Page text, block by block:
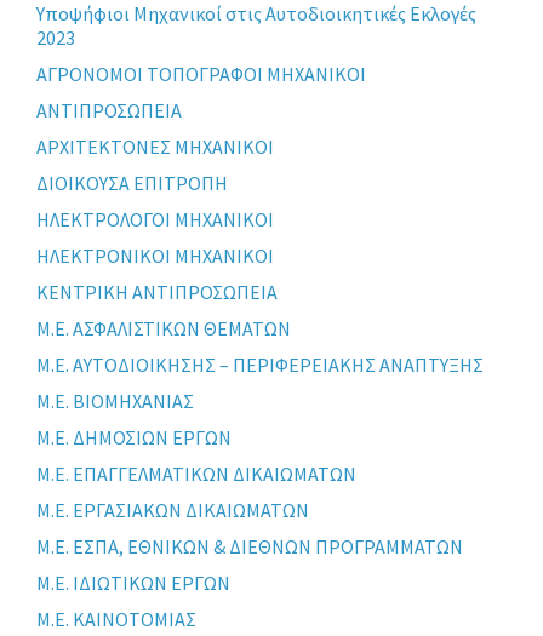
Yποψήφιοι Μηχανικοί στις Αυτοδιοικητικές Εκλογές
2023
ΑΓΡΟΝΟΜΟΙ ΤΟΠΟΓΡΑΦΟΙ ΜΗΧΑΝΙΚΟΙ
ΑΝΤΙΠΡΟΣΩΠΕΙΑ
ΑΡΧΙΤΕΚΤΟΝΕΣ ΜΗΧΑΝΙΚΟΙ
ΔΙΟΙΚΟΥΣΑ ΕΠΙΤΡΟΠΗ
ΗΛΕΚΤΡΟΛΟΓΟΙ ΜΗΧΑΝΙΚΟΙ
ΗΛΕΚΤΡΟΝΙΚΟΙ ΜΗΧΑΝΙΚΟΙ
ΚΕΝΤΡΙΚΗ ΑΝΤΙΠΡΟΣΩΠΕΙΑ
Μ.Ε. ΑΣΦΑΛΙΣΤΙΚΩΝ ΘΕΜΑΤΩΝ
Μ.Ε. ΑΥΤΟΔΙΟΙΚΗΣΗΣ – ΠΕΡΙΦΕΡΕΙΑΚΗΣ ΑΝΑΠΤΥΞΗΣ
Μ.Ε. ΒΙΟΜΗΧΑΝΙΑΣ
Μ.Ε. ΔΗΜΟΣΙΩΝ ΕΡΓΩΝ
Μ.Ε. ΕΠΑΓΓΕΛΜΑΤΙΚΩΝ ΔΙΚΑΙΩΜΑΤΩΝ
Μ.Ε. ΕΡΓΑΣΙΑΚΩΝ ΔΙΚΑΙΩΜΑΤΩΝ
Μ.Ε. ΕΣΠΑ, ΕΘΝΙΚΩΝ & ΔΙΕΘΝΩΝ ΠΡΟΓΡΑΜΜΑΤΩΝ
Μ.Ε. ΙΔΙΩΤΙΚΩΝ ΕΡΓΩΝ
Μ.Ε. ΚΑΙΝΟΤΟΜΙΑΣ